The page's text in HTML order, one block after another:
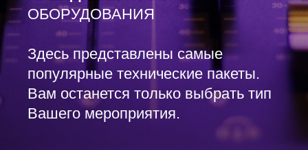
ОБОРУДОВАНИЯ
Здесь представлены самые
популярные технические пакеты.
Вам останется только выбрать тип
Вашего мероприятия.